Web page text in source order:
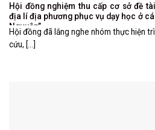
Hội đồng nghiệm thu cấp cơ sở đề
địa lí địa phương phục vụ dạy học ở
Nguyên”
Hội đồng đã lắng nghe nhóm thực hiện
cứu, [...]